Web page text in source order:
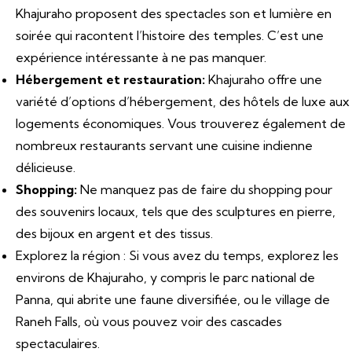
Khajuraho proposent des spectacles son et lumière en
soirée qui racontent l’histoire des temples. C’est une
expérience intéressante à ne pas manquer.
Hébergement et restauration: Khajuraho offre une
variété d’options d’hébergement, des hôtels de luxe aux
logements économiques. Vous trouverez également de
nombreux restaurants servant une cuisine indienne
délicieuse.
Shopping: Ne manquez pas de faire du shopping pour
des souvenirs locaux, tels que des sculptures en pierre,
des bijoux en argent et des tissus.
Explorez la région : Si vous avez du temps, explorez les
environs de Khajuraho, y compris le parc national de
Panna, qui abrite une faune diversifiée, ou le village de
Raneh Falls, où vous pouvez voir des cascades
spectaculaires.